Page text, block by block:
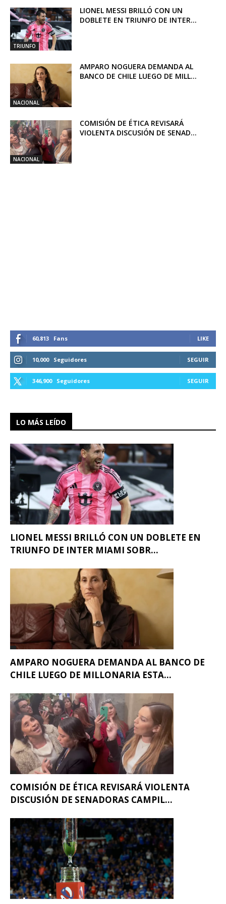
TRIUNFO
LIONEL MESSI BRILLÓ CON UN
DOBLETE EN TRIUNFO DE INTER...
NACIONAL
AMPARO NOGUERA DEMANDA AL
BANCO DE CHILE LUEGO DE MILL...
NACIONAL
COMISIÓN DE ÉTICA REVISARÁ
VIOLENTA DISCUSIÓN DE SENAD...
60,813 Fans LIKE
10,000 Seguidores SEGUIR
346,900 Seguidores SEGUIR
LO MÁS LEÍDO
LIONEL MESSI BRILLÓ CON UN DOBLETE EN
TRIUNFO DE INTER MIAMI SOBR...
AMPARO NOGUERA DEMANDA AL BANCO DE
CHILE LUEGO DE MILLONARIA ESTA...
COMISIÓN DE ÉTICA REVISARÁ VIOLENTA
DISCUSIÓN DE SENADORAS CAMPIL...